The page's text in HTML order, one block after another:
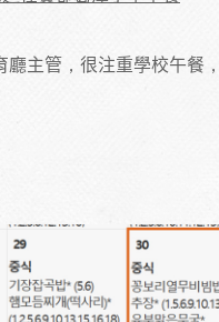
廳主管，很注重學校午餐